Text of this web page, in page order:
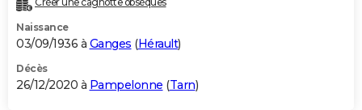
Naissance
03/09/1936 à Ganges (Hérault)
Décès
26/12/2020 à Pampelonne (Tarn)